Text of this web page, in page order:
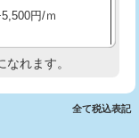
円~
円/ｍ
地調査
れます。
全て税込表記